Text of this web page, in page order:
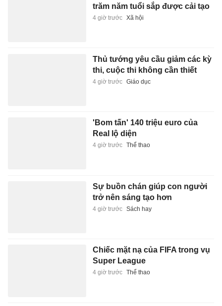
trăm năm tuổi sắp được cải tạo
4 giờ trước Xã hội
Thủ tướng yêu cầu giảm các kỳ
thi, cuộc thi không cần thiết
4 giờ trước Giáo dục
'Bom tấn' 140 triệu euro của
Real lộ diện
4 giờ trước Thể thao
Sự buồn chán giúp con người
trở nên sáng tạo hơn
4 giờ trước Sách hay
Chiếc mặt nạ của FIFA trong vụ
Super League
4 giờ trước Thể thao